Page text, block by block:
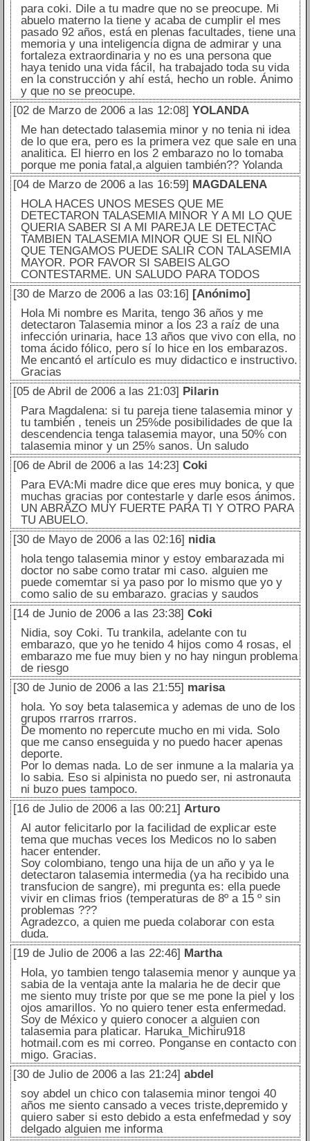
para coki. Dile a tu madre que no se preocupe. Mi
abuelo materno la tiene y acaba de cumplir el mes
pasado 92 años, está en plenas facultades, tiene una
memoria y una inteligencia digna de admirar y una
fortaleza extraordinaria y no es una persona que
haya tenido una vida fácil, ha trabajado toda su vida
en la construcción y ahí está, hecho un roble. Ánimo
y que no se preocupe.
[02 de Marzo de 2006 a las 12:08] YOLANDA
Me han detectado talasemia minor y no tenia ni idea
de lo que era, pero es la primera vez que sale en una
analitica. El hierro en los 2 embarazo no lo tomaba
porque me ponia fatal,a alguien también?? Yolanda
[04 de Marzo de 2006 a las 16:59] MAGDALENA
HOLA HACES UNOS MESES QUE ME
DETECTARON TALASEMIA MINOR Y A MI LO QUE
QUERIA SABER SI A MI PAREJA LE DETECTAC
TAMBIEN TALASEMIA MINOR QUE SI EL NIÑO
QUE TENGAMOS PUEDE SALIR CON TALASEMIA
MAYOR. POR FAVOR SI SABEIS ALGO
CONTESTARME. UN SALUDO PARA TODOS
[30 de Marzo de 2006 a las 03:16] [Anónimo]
Hola Mi nombre es Marita, tengo 36 años y me
detectaron Talasemia minor a los 23 a raíz de una
infección urinaria, hace 13 años que vivo con ella, no
toma ácido fólico, pero sí lo hice en los embarazos.
Me encantó el artículo es muy didactico e instructivo.
Gracias
[05 de Abril de 2006 a las 21:03] Pilarin
Para Magdalena: si tu pareja tiene talasemia minor y
tu también , teneis un 25%de posibilidades de que la
descendencia tenga talasemia mayor, una 50% con
talasemia minor y un 25% sanos. Un saludo
[06 de Abril de 2006 a las 14:23] Coki
Para EVA:Mi madre dice que eres muy bonica, y que
muchas gracias por contestarle y darle esos ánimos.
UN ABRAZO MUY FUERTE PARA TI Y OTRO PARA
TU ABUELO.
[30 de Mayo de 2006 a las 02:16] nidia
hola tengo talasemia minor y estoy embarazada mi
doctor no sabe como tratar mi caso. alguien me
puede comemtar si ya paso por lo mismo que yo y
como salio de su embarazo. gracias y saudos
[14 de Junio de 2006 a las 23:38] Coki
Nidia, soy Coki. Tu trankila, adelante con tu
embarazo, que yo he tenido 4 hijos como 4 rosas, el
embarazo me fue muy bien y no hay ningun problema
de riesgo
[30 de Junio de 2006 a las 21:55] marisa
hola. Yo soy beta talasemica y ademas de uno de los
grupos rrarros rrarros.
De momento no repercute mucho en mi vida. Solo
que me canso enseguida y no puedo hacer apenas
deporte.
Por lo demas nada. Lo de ser inmune a la malaria ya
lo sabia. Eso si alpinista no puedo ser, ni astronauta
ni buzo pues tampoco.
[16 de Julio de 2006 a las 00:21] Arturo
Al autor felicitarlo por la facilidad de explicar este
tema que muchas veces los Medicos no lo saben
hacer entender.
Soy colombiano, tengo una hija de un año y ya le
detectaron talasemia intermedia (ya ha recibido una
transfucion de sangre), mi pregunta es: ella puede
vivir en climas frios (temperaturas de 8º a 15 º sin
problemas ???
Agradezco, a quien me pueda colaborar con esta
duda.
[19 de Julio de 2006 a las 22:46] Martha
Hola, yo tambien tengo talasemia menor y aunque ya
sabia de la ventaja ante la malaria he de decir que
me siento muy triste por que se me pone la piel y los
ojos amarillos. Yo no quiero tener esta enfermedad.
Soy de México y quiero conocer a alguien con
talasemia para platicar. Haruka_Michiru918
hotmail.com es mi correo. Ponganse en contacto con
migo. Gracias.
[30 de Julio de 2006 a las 21:24] abdel
soy abdel un chico con talasemia minor tengoi 40
años me siento cansado a veces triste,depremido y
quiero saber si esto debido a esta enfefmedad y soy
delgado alguien me informa